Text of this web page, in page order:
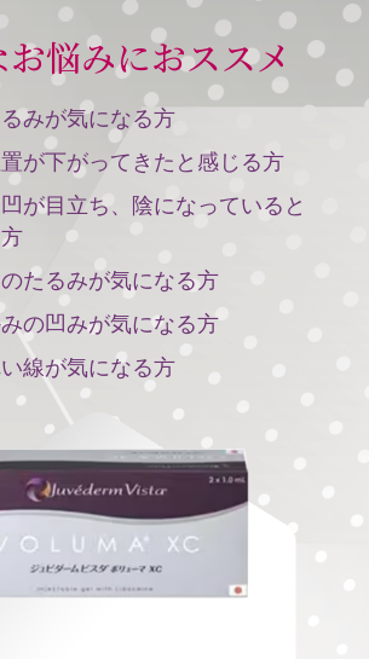
お悩みにおススメ
みが気になる方
が下がってきたと感じる方
が目立ち、陰になっていると
たるみが気になる方
の凹みが気になる方
線が気になる方